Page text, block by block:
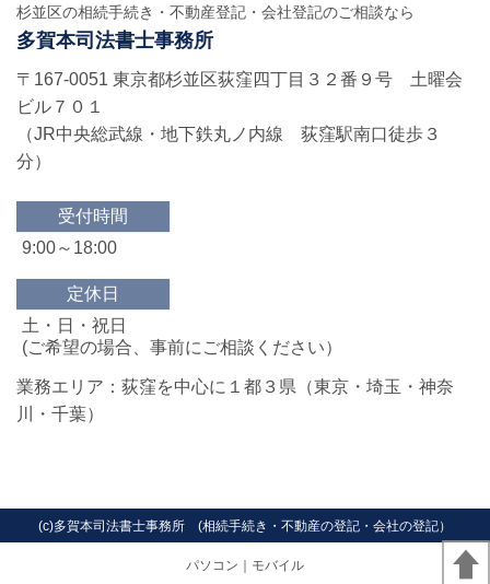
杉並区の相続手続き・不動産登記・会社登記のご相談なら
多賀本司法書士事務所
〒167-0051 東京都杉並区荻窪四丁目３２番９号 土曜会
ビル７０１
（JR中央総武線・地下鉄丸ノ内線 荻窪駅南口徒歩３
分）
受付時間
9:00～18:00
定休日
土・日・祝日
(ご希望の場合、事前にご相談ください）
業務エリア：荻窪を中心に１都３県（東京・埼玉・神奈
川・千葉）
(c)多賀本司法書士事務所 (相続手続き・不動産の登記・会社の登記）
パソコン ｜モバイル